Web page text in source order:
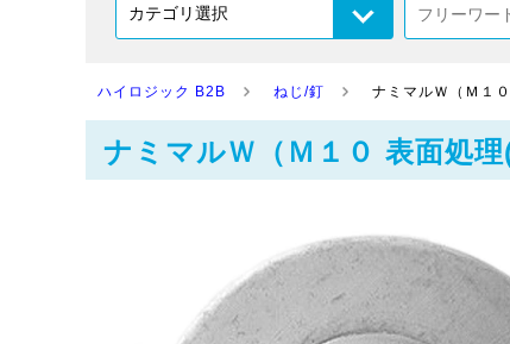
ハイロジック B2B ねじ/釘 ナミマルＷ（Ｍ１
ナミマルＷ（Ｍ１０ 表面処